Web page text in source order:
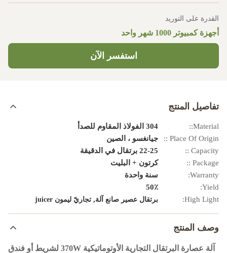
القدرة على التوريد
أجهزة كمبيوتر 1000 شهر واحد
استفسر الآن
تفاصيل المنتج
Material::
304 الفولاذ المقاوم للصدأ
Place Of Origin ::
جيانغسو ، الصين
Capacity ::
22-25 برتقال في الدقيقة
Package ::
كرتون + البليت
Warranty:
سنة واحدة
Yield:
50٪
High Light:
برتقال عصير صانع آلة, تجاريّ ليمون juicer
وصف المنتج
آلة عصارة البرتقال التجارية الأوتوماتيكية 370W لشريط أو فندق